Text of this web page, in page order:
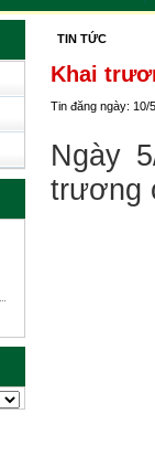
TIN TỨC
Khai
Tin đăng ngày: 10/
Ngày
trương